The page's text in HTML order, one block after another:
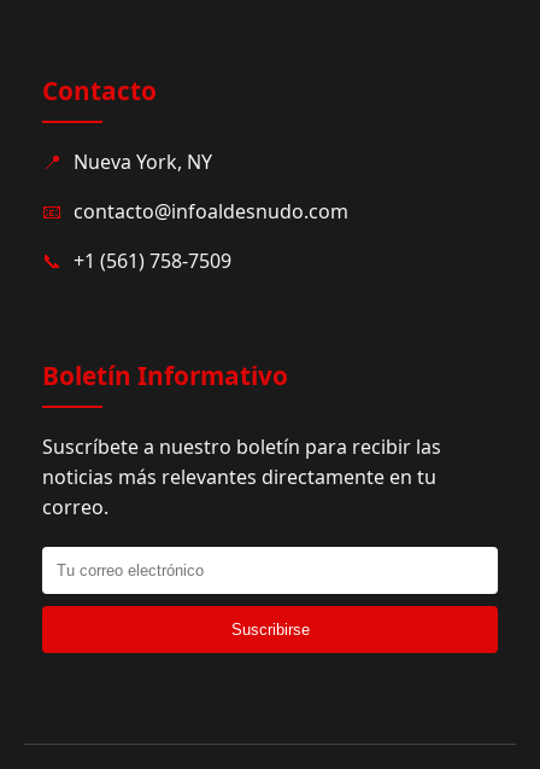
Contacto
📍 Nueva York, NY
📧 contacto@infoaldesnudo.com
📞 +1 (561) 758-7509
Boletín Informativo
Suscríbete a nuestro boletín para recibir las
noticias más relevantes directamente en tu
correo.
Suscribirse